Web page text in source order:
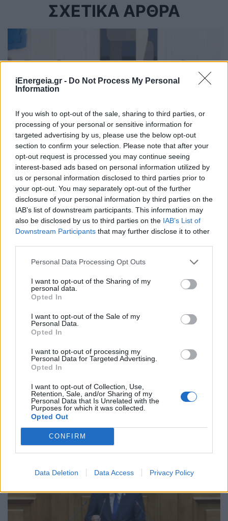
iEnergeia.gr - Do Not Process My Personal
Information
If you wish to opt-out of the sale, sharing to third parties, or
processing of your personal or sensitive information for
targeted advertising by us, please use the below opt-out
section to confirm your selection. Please note that after your
opt-out request is processed you may continue seeing
interest-based ads based on personal information utilized by
us or personal information disclosed to third parties prior to
your opt-out. You may separately opt-out of the further
disclosure of your personal information by third parties on the
IAB’s list of downstream participants. This information may
also be disclosed by us to third parties on the IAB’s List of
Downstream Participants that may further disclose it to other
Personal Data Processing Opt Outs
I want to opt-out of the Sharing of my
personal data.
Opted In
I want to opt-out of the Sale of my
Personal Data.
Opted In
I want to opt-out of processing my
Personal Data for Targeted Advertising.
Opted In
I want to opt-out of Collection, Use,
Retention, Sale, and/or Sharing of my
Personal Data that Is Unrelated with the
Purposes for which it was collected.
Opted Out
CONFIRM
Data Deletion Data Access Privacy Policy
ΣΧΕΤΙΚΑ ΑΡΘΡΑ
ΠΟΛΙΤΙΚΗ
Διυπουργική σύσκεψη: Οι άμεσες ενέργειες
για τη στήριξη των πληγέντων στις
πυρόπληκες περιοχές της Δυτικής Αττικής
05/08/2026 - 15:32
ΑΡΘΡΑ - ΑΝΑΛΥΣΕΙΣ
Γιάννης Τριήρης: Όταν η κυβέρνηση παραδίδει
τη στέγαση των γιατρών στην Airbnb
03/08/2026 - 08:10